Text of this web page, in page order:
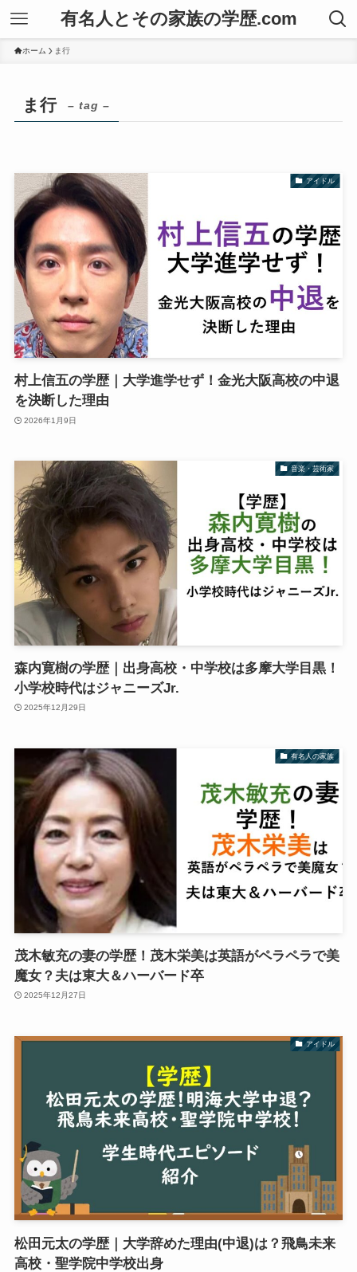
有名人とその家族の学歴.com
ホーム ま行
ま行 – tag –
アイドル
村上信五の学歴｜大学進学せず！金光大阪高校の中退
を決断した理由
2026年1月9日
音楽・芸術家
森内寛樹の学歴｜出身高校・中学校は多摩大学目黒！
小学校時代はジャニーズJr.
2025年12月29日
有名人の家族
茂木敏充の妻の学歴！茂木栄美は英語がペラペラで美
魔女？夫は東大＆ハーバード卒
2025年12月27日
アイドル
松田元太の学歴｜大学辞めた理由(中退)は？飛鳥未来
高校・聖学院中学校出身